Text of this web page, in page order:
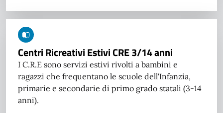
Centri Ricreativi Estivi CRE 3/14 anni
I C.R.E sono servizi estivi rivolti a bambini e
ragazzi che frequentano le scuole dell'Infanzia,
primarie e secondarie di primo grado statali (3-14
anni).